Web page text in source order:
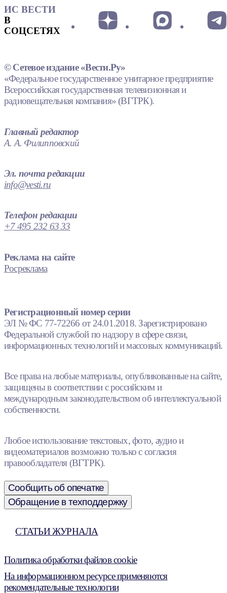
ИС ВЕСТИ
В
СОЦСЕТЯХ
© Сетевое издание «Вести.Ру»
«Федеральное государственное унитарное предприятие
Всероссийская государственная телевизионная и
радиовещательная компания» (ВГТРК).
Главный редактор
А. А. Филипповский
Эл. почта редакции
info@vesti.ru
Телефон редакции
+7 495 232 63 33
Реклама на сайте
Росреклама
Регистрационный номер серии
ЭЛ № ФС 77-72266 от 24.01.2018. Зарегистрировано
Федеральной службой по надзору в сфере связи,
информационных технологий и массовых коммуникаций.
Все права на любые материалы, опубликованные на сайте,
защищены в соответствии с российским и
международным законодательством об интеллектуальной
собственности.
Любое использование текстовых, фото, аудио и
видеоматериалов возможно только с согласия
правообладателя (ВГТРК).
Сообщить об опечатке
Обращение в техподдержку
СТАТЬИ ЖУРНАЛА
Политика обработки файлов cookie
На информационном ресурсе применяются
рекомендательные технологии